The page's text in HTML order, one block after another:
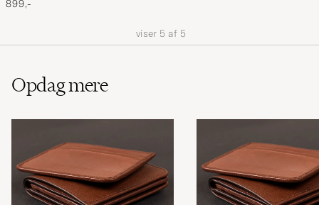
899,-
viser 5 af 5
Opdag mere